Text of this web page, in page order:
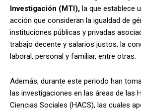
Investigación (MTI), la que establece
acción que consideran la igualdad de
instituciones públicas y privadas
trabajo decente y salarios justos, la
laboral, personal y familiar, entre otras.
Además, durante este periodo han
las investigaciones en las áreas de las
Ciencias Sociales (HACS), las cuales